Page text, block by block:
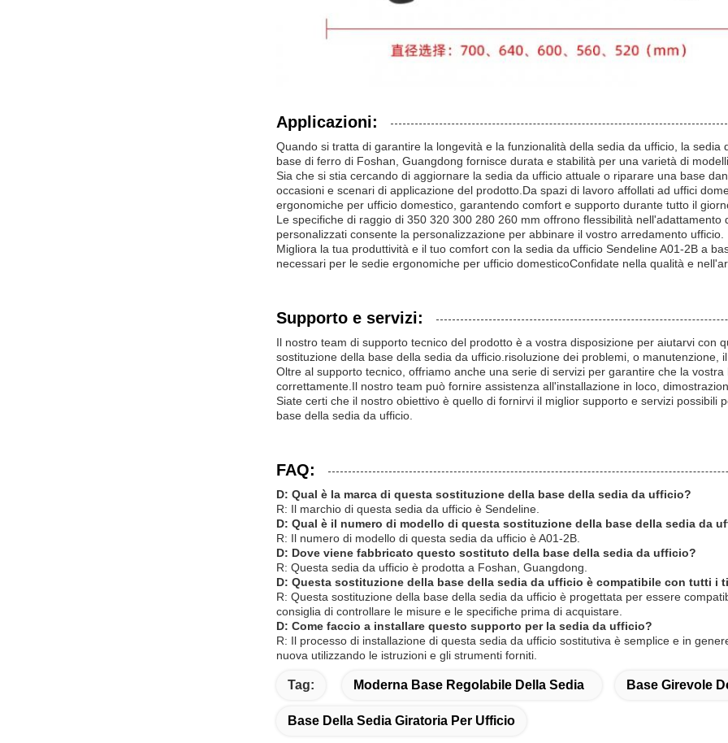
Applicazioni:
Quando si tratta di garantire la longevità e la funzionalità della sedia da ufficio, la
base di ferro di Foshan, Guangdong fornisce durata e stabilità per una varietà di
Sia che si stia cercando di aggiornare la sedia da ufficio attuale o riparare una base
occasioni e scenari di applicazione del prodotto.Da spazi di lavoro affollati ad uffici
ergonomiche per ufficio domestico, garantendo comfort e supporto durante tutto il
Le specifiche di raggio di 350 320 300 280 260 mm offrono flessibilità
personalizzati consente la personalizzazione per abbinare il vostro arredamento ufficio.
Migliora la tua produttività e il tuo comfort con la sedia da ufficio Sendeline A01-2B a
necessari per le sedie ergonomiche per ufficio domesticoConfidate nella qualità e
Supporto e servizi:
Il nostro team di supporto tecnico del prodotto è a vostra disposizione per aiutarvi con
sostituzione della base della sedia da ufficio.risoluzione dei problemi, o
Oltre al supporto tecnico, offriamo anche una serie di servizi per garantire che la
correttamente.Il nostro team può fornire assistenza all'installazione in loco,
Siate certi che il nostro obiettivo è quello di fornirvi il miglior supporto e servizi possibili
base della sedia da ufficio.
FAQ:
D: Qual è la marca di questa sostituzione della base della sedia da ufficio?
R: Il marchio di questa sedia da ufficio è Sendeline.
D: Qual è il numero di modello di questa sostituzione della base della sedia da
R: Il numero di modello di questa sedia da ufficio è A01-2B.
D: Dove viene fabbricato questo sostituto della base della sedia da ufficio?
R: Questa sedia da ufficio è prodotta a Foshan, Guangdong.
D: Questa sostituzione della base della sedia da ufficio è compatibile con tutti i
R: Questa sostituzione della base della sedia da ufficio è progettata per essere
consiglia di controllare le misure e le specifiche prima di acquistare.
D: Come faccio a installare questo supporto per la sedia da ufficio?
R: Il processo di installazione di questa sedia da ufficio sostitutiva è semplice e in
nuova utilizzando le istruzioni e gli strumenti forniti.
Tag: Moderna Base Regolabile Della Sedia Base Girevole
Base Della Sedia Giratoria Per Ufficio